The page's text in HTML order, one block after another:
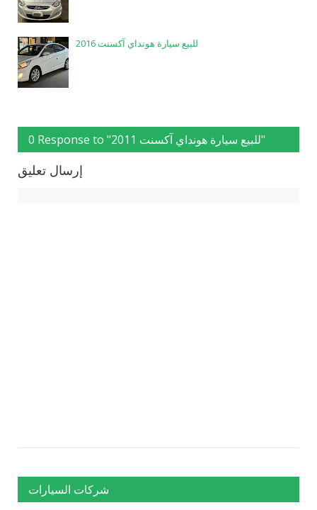
للبيع سيارة هونداي آكسنت 2016
0 Response to "للبيع سيارة هونداي آكسنت 2011"
إرسال تعليق
شركات السيارات